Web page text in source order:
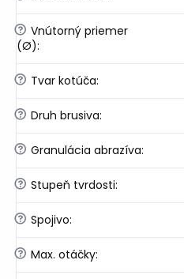
? Vnútorný priemer
(Ø):
? Tvar kotúča:
? Druh brusiva:
? Granulácia abrazíva:
? Stupeň tvrdosti:
? Spojivo:
? Max. otáčky: